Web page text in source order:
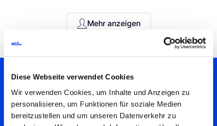
Diese Webseite verwendet Cookies
Wir verwenden Cookies, um Inhalte und Anzeigen zu
personalisieren, um Funktionen für soziale Medien
bereitzustellen und um unseren Datenverkehr zu
Mehr anzeigen
Möchten Sie Support-Anfragen
reduzieren?
Verbessern Sie die Nutzerfreundlichkeit mit